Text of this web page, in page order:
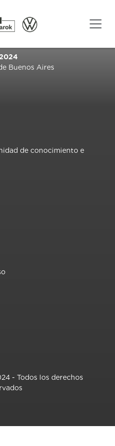
Buenos Aires
de conocimiento e
- Todos los derechos